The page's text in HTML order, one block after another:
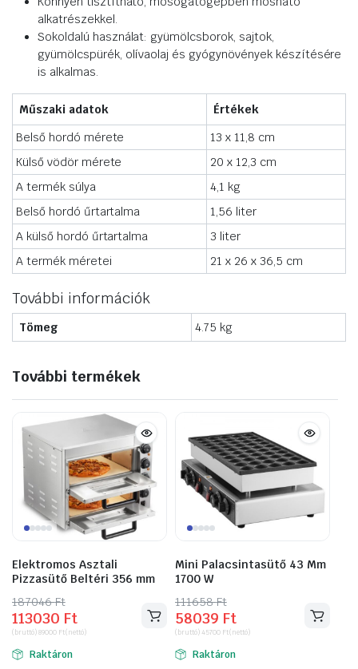
alkatrészekkel.
Sokoldalú használat: gyümölcsborok, sajtok,
gyümölcspürék, olívaolaj és gyógynövények készítésére
is alkalmas.
Műszaki adatok
Értékek
Belső hordó mérete
13 x 11,8 cm
Külső vödör mérete
20 x 12,3 cm
A termék súlya
4,1 kg
Belső hordó űrtartalma
1,56 liter
A külső hordó űrtartalma
3 liter
A termék méretei
21 x 26 x 36,5 cm
További információk
Tömeg 4.75 kg
További termékek
Elektromos Asztali
Pizzasütő Beltéri 356 mm
187046Ft
Original
price
was:
187046 Ft.
113030 Ft
Current
price
is:
113030 Ft.
(bruttó)89000 Ft(nettó)
Raktáron
Mini Palacsintasütő 43 Mm
1700 W
111658Ft
Original
price
was:
111658 Ft.
58039 Ft
Current
price
is:
58039 Ft.
(bruttó) 45700 Ft(nettó)
Raktáron